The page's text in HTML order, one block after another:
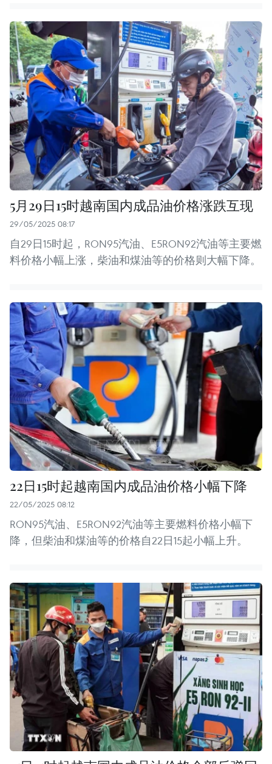
5月29日15时越南国内成品油价格涨跌互现
29/05/2025 08:17
自29日15时起，RON95汽油、E5RON92汽油等主要燃
料价格小幅上涨，柴油和煤油等的价格则大幅下降。
22日15时起越南国内成品油价格小幅下降
22/05/2025 08:12
RON95汽油、E5RON92汽油等主要燃料价格小幅下
降，但柴油和煤油等的价格自22日15起小幅上升。